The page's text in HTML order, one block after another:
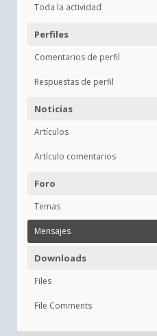
Toda la actividad
Perfiles
Comentarios de perfil
Respuestas de perfil
Noticias
Artículos
Artículo comentarios
Foro
Temas
Mensajes
Downloads
Files
File Comments